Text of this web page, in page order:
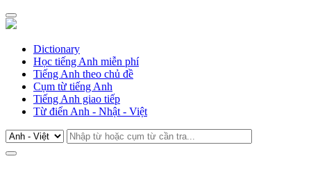
Dictionary
Học tiếng Anh miễn phí
Tiếng Anh theo chủ đề
Cụm từ tiếng Anh
Tiếng Anh giao tiếp
Từ điển Anh - Nhật - Việt